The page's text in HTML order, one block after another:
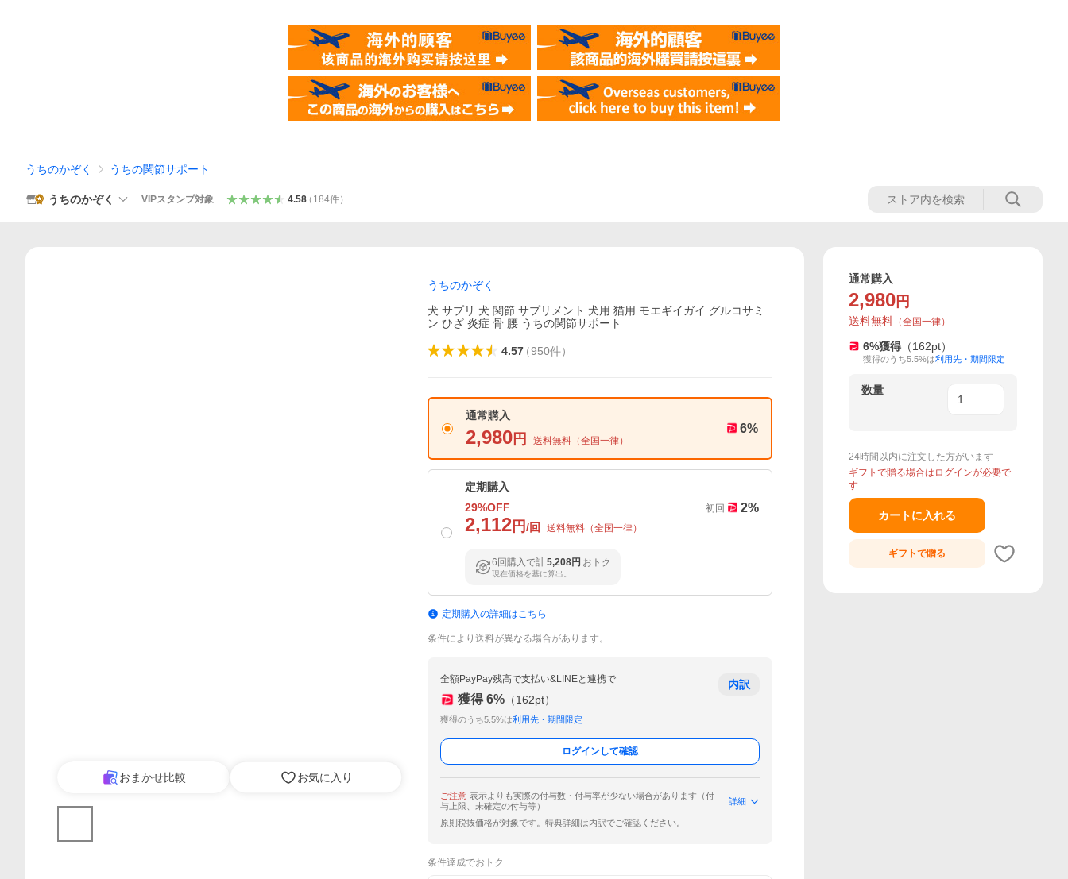
うちのかぞく うちの関節サポート
うちのかぞく VIPスタンプ対象 4.58（ 184件）
おまかせ比較 お気に入り
うちのかぞく
犬 サプリ 犬 関節 サプリメント 犬用 猫用 モエギイガイ グルコサミ
ン ひざ 炎症 骨 腰 うちの関節サポート
4.57（950件）
通常購入
2,980 円 送料無料（全国一律）
6%
定期購入
29%OFF
2,112 円/回 送料無料（全国一律）
初回 2%
6回購入で計5,208円 おトク
現在価格を基に算出。
定期購入の詳細はこちら
条件により送料が異なる場合があります。
全額PayPay残高で支払い&LINEと連携で
獲得 6% （162pt）
獲得のうち5.5%は利用先・期間限定
内訳
ログインして確認
ご注意 表示よりも実際の付与数・付与率が少ない場合があります（付
与上限、未確定の付与等）
詳細
原則税抜価格が対象です。特典詳細は内訳でご確認ください。
条件達成でおトク
通常購入
2,980 円
送料無料 （全国一律）
6%獲得 （162pt）
獲得のうち5.5%は利用先・期間限定
数量
24時間以内に注文した方がいます
ギフトで贈る場合はログインが必要で
す
カートに入れる
ギフトで贈る